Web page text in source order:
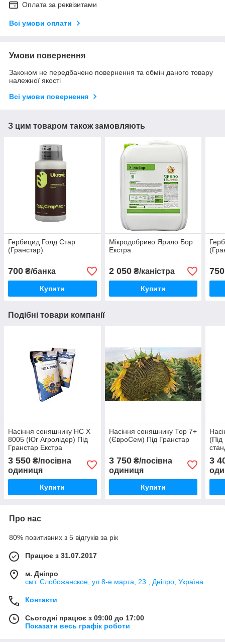
Оплата за реквізитами
Всі умови оплати
Умови повернення
Законом не передбачено повернення та обмін даного товару
належної якості
Всі умови повернення
З цим товаром також замовляють
Гербицид Голд Стар
(Гранстар)
700 ₴/банка
Купити
Мікродобриво Ярило Бор
Екстра
2 050₴/каністра
Купити
750
Подібні товари компанії
Насіння соняшнику НС Х
8005 (Юг Агролідер) Під
Гранстар Екстра
3 550 ₴/посівна
одиниця
Купити
Насіння соняшнику Тор 7+
(ЄвроСем) Під Гранстар
3 750₴/посівна
одиниця
Купити
(Під
3
Про нас
80% позитивних з 5 відгуків за рік
Працює з 31.07.2017
м. Дніпро
смт. Слобожанское, ул 8-е марта, 23 , Дніпро, Україна
Контакти
Сьогодні працює з 09:00 до 17:00
Показати весь графік роботи